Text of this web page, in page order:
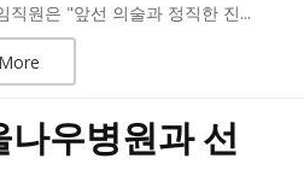
직원은 "앞선 의술과 정직한 진...
나우병원과 선